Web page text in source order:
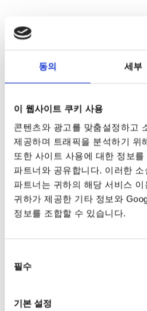
동의 세부
이 웹사이트 쿠키 사용
콘텐츠와 광고를 맞춤설정하고
제공하며 트래픽을 분석하기 위
또한 사이트 사용에 대한 정보
파트너와 공유합니다. 이러한
파트너는 귀하의 해당 서비스
귀하가 제공한 기타 정보와
정보를 조합할 수 있습니다.
선택
필수
기본 설정